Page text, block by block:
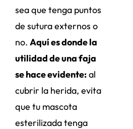
sea que tenga puntos
de sutura externos o
no. Aquí es donde la
utilidad de una faja
se hace evidente:al
cubrir la herida, evita
que tu mascota
esterilizada tenga